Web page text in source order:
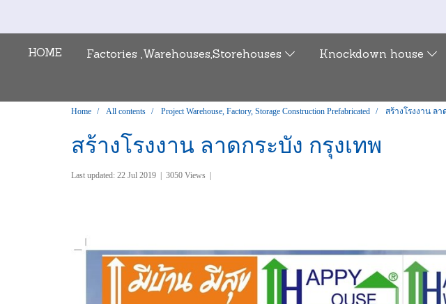
HOME Factories ,Warehouses,Storehouses Knockdown house
Home All contents Project Warehouse, Factory, Storage Construction Prefabricated สร้างโรงงาน ลา
สร้างโรงงาน ลาดกระบัง กรุงเทพ
Last updated: 22 Jul 2019 3050 Views